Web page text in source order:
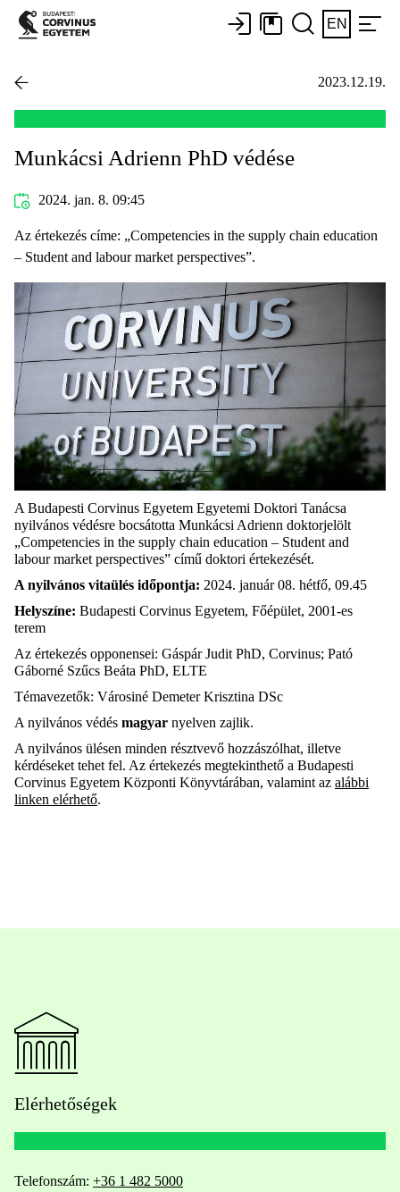
EN
2023.12.19.
Munkácsi Adrienn PhD védése
2024. jan. 8. 09:45
Az értekezés címe: „Competencies in the supply chain education
– Student and labour market perspectives”.
A Budapesti Corvinus Egyetem Egyetemi Doktori Tanácsa
nyilvános védésre bocsátotta Munkácsi Adrienn doktorjelölt
„Competencies in the supply chain education – Student and
labour market perspectives” című doktori értekezését.
A nyilvános vitaülés időpontja: 2024. január 08. hétfő, 09.45
Helyszíne: Budapesti Corvinus Egyetem, Főépület, 2001-es
terem
Az értekezés opponensei: Gáspár Judit PhD, Corvinus; Pató
Gáborné Szűcs Beáta PhD, ELTE
Témavezetők: Városiné Demeter Krisztina DSc
A nyilvános védés magyar nyelven zajlik.
A nyilvános ülésen minden résztvevő hozzászólhat, illetve
kérdéseket tehet fel. Az értekezés megtekinthető a Budapesti
Corvinus Egyetem Központi Könyvtárában, valamint az alábbi
linken elérhető.
Elérhetőségek
Telefonszám: +36 1 482 5000